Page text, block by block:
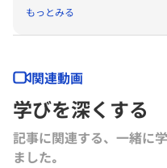
を立ち上げる。2016年に茨城
任。2022年にLuckyFesを立ち
社 社外取締役。
もっとみる
関連動画
学びを深くする
記事に関連する、一緒に
ました｡